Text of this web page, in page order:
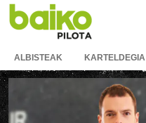
ALBISTEAK KARTELDEGIA